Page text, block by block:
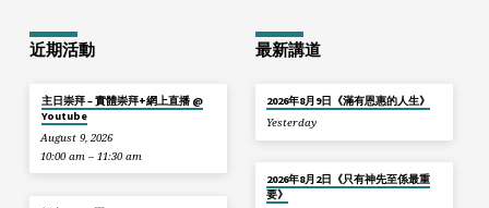
近期活動
主日崇拜 – 實體崇拜+網上直播 @
Youtube
August 9, 2026
10:00 am – 11:30 am
最新講道
2026年8月9日《滿有恩惠的人生》
Yesterday
2026年8月2日《只有神先至係最重
要》